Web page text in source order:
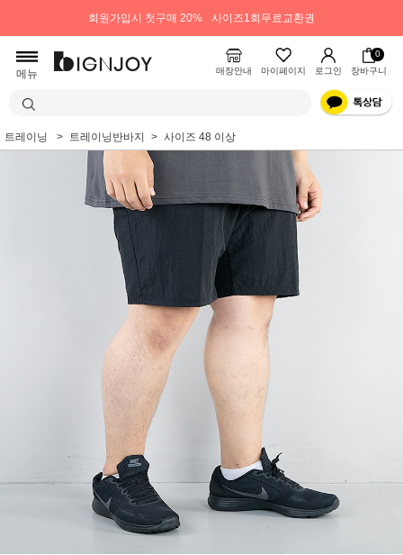
회원가입시 첫구매 20% 사이즈1회무료교환권
메뉴 매장안내 마이페이지 로그인
0
장바구니
트레이닝 트레이닝반바지 사이즈 48 이상